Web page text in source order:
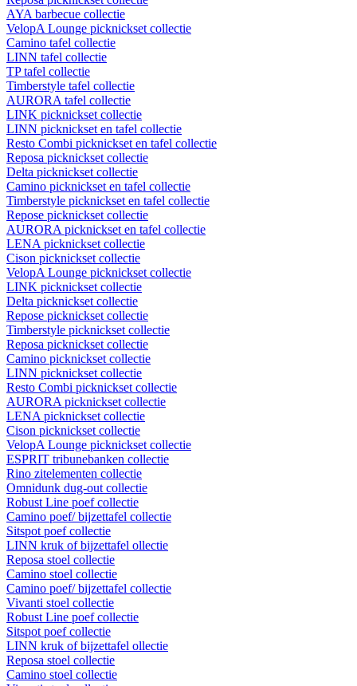
AYA barbecue collectie
VelopA Lounge picknickset collectie
Camino tafel collectie
LINN tafel collectie
TP tafel collectie
Timberstyle tafel collectie
AURORA tafel collectie
LINK picknickset collectie
LINN picknickset en tafel collectie
Resto Combi picknickset en tafel collectie
Reposa picknickset collectie
Delta picknickset collectie
Camino picknickset en tafel collectie
Timberstyle picknickset en tafel collectie
Repose picknickset collectie
AURORA picknickset en tafel collectie
LENA picknickset collectie
Cison picknickset collectie
VelopA Lounge picknickset collectie
LINK picknickset collectie
Delta picknickset collectie
Repose picknickset collectie
Timberstyle picknickset collectie
Reposa picknickset collectie
Camino picknickset collectie
LINN picknickset collectie
Resto Combi picknickset collectie
AURORA picknickset collectie
LENA picknickset collectie
Cison picknickset collectie
VelopA Lounge picknickset collectie
ESPRIT tribunebanken collectie
Rino zitelementen collectie
Omnidunk dug-out collectie
Robust Line poef collectie
Camino poef/ bijzettafel collectie
Sitspot poef collectie
LINN kruk of bijzettafel ollectie
Reposa stoel collectie
Camino stoel collectie
Camino poef/ bijzettafel collectie
Vivanti stoel collectie
Robust Line poef collectie
Sitspot poef collectie
LINN kruk of bijzettafel ollectie
Reposa stoel collectie
Camino stoel collectie